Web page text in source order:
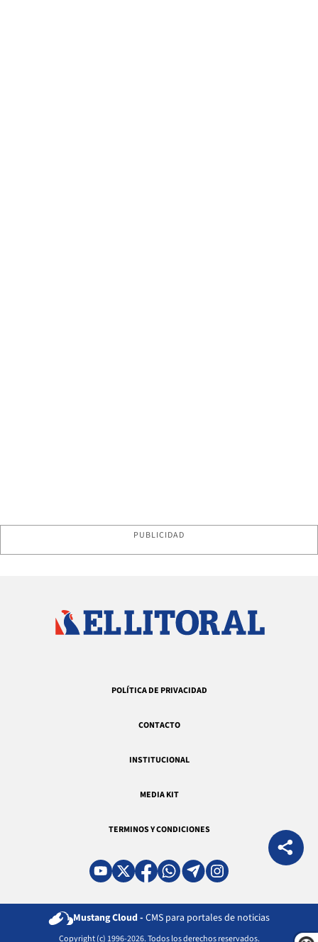
PUBLICIDAD
POLÍTICA DE PRIVACIDAD
CONTACTO
INSTITUCIONAL
MEDIA KIT
TERMINOS Y CONDICIONES
Mustang Cloud - CMS para portales de noticias
Copyright (c) 1996-2026. Todos los derechos reservados.